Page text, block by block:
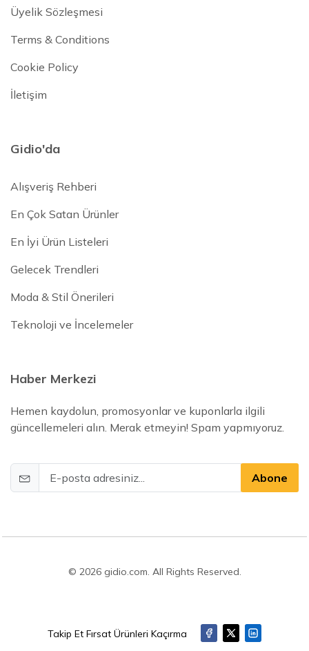
Üyelik Sözleşmesi
Terms & Conditions
Cookie Policy
İletişim
Gidio'da
Alışveriş Rehberi
En Çok Satan Ürünler
En İyi Ürün Listeleri
Gelecek Trendleri
Moda & Stil Önerileri
Teknoloji ve İncelemeler
Haber Merkezi
Hemen kaydolun, promosyonlar ve kuponlarla ilgili
güncellemeleri alın. Merak etmeyin! Spam yapmıyoruz.
Abone
© 2026 gidio.com. All Rights Reserved.
Takip Et Fırsat Ürünleri Kaçırma